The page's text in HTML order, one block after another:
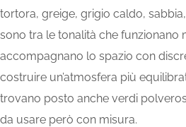
tortora, greige, grigio caldo,
sono tra le tonalità che funzionano
accompagnano lo spazio con
costruire un’atmosfera più
trovano posto anche verdi
da usare però con misura.